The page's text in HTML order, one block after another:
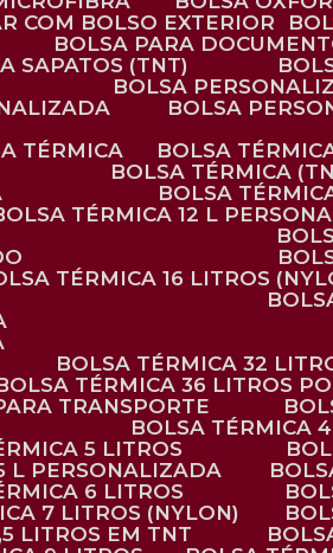
COM BOLSO EXTERIOR
BOLSA PARA
SAPATOS (TNT)
BOLSA
BOLSA
TÉRMICA BOLSA
BOLSA TÉRMICA
BOLSA
BOLSA TÉRMICA 12 L
TÉRMICA 16 LITROS
BOLSA TÉRMICA 32
BOLSA TÉRMICA 36 LITROS
TRANSPORTE
BOLSA TÉRMICA
5 LITROS
L PERSONALIZADA
6 LITROS
7 LITROS (NYLON)
LITROS EM TNT